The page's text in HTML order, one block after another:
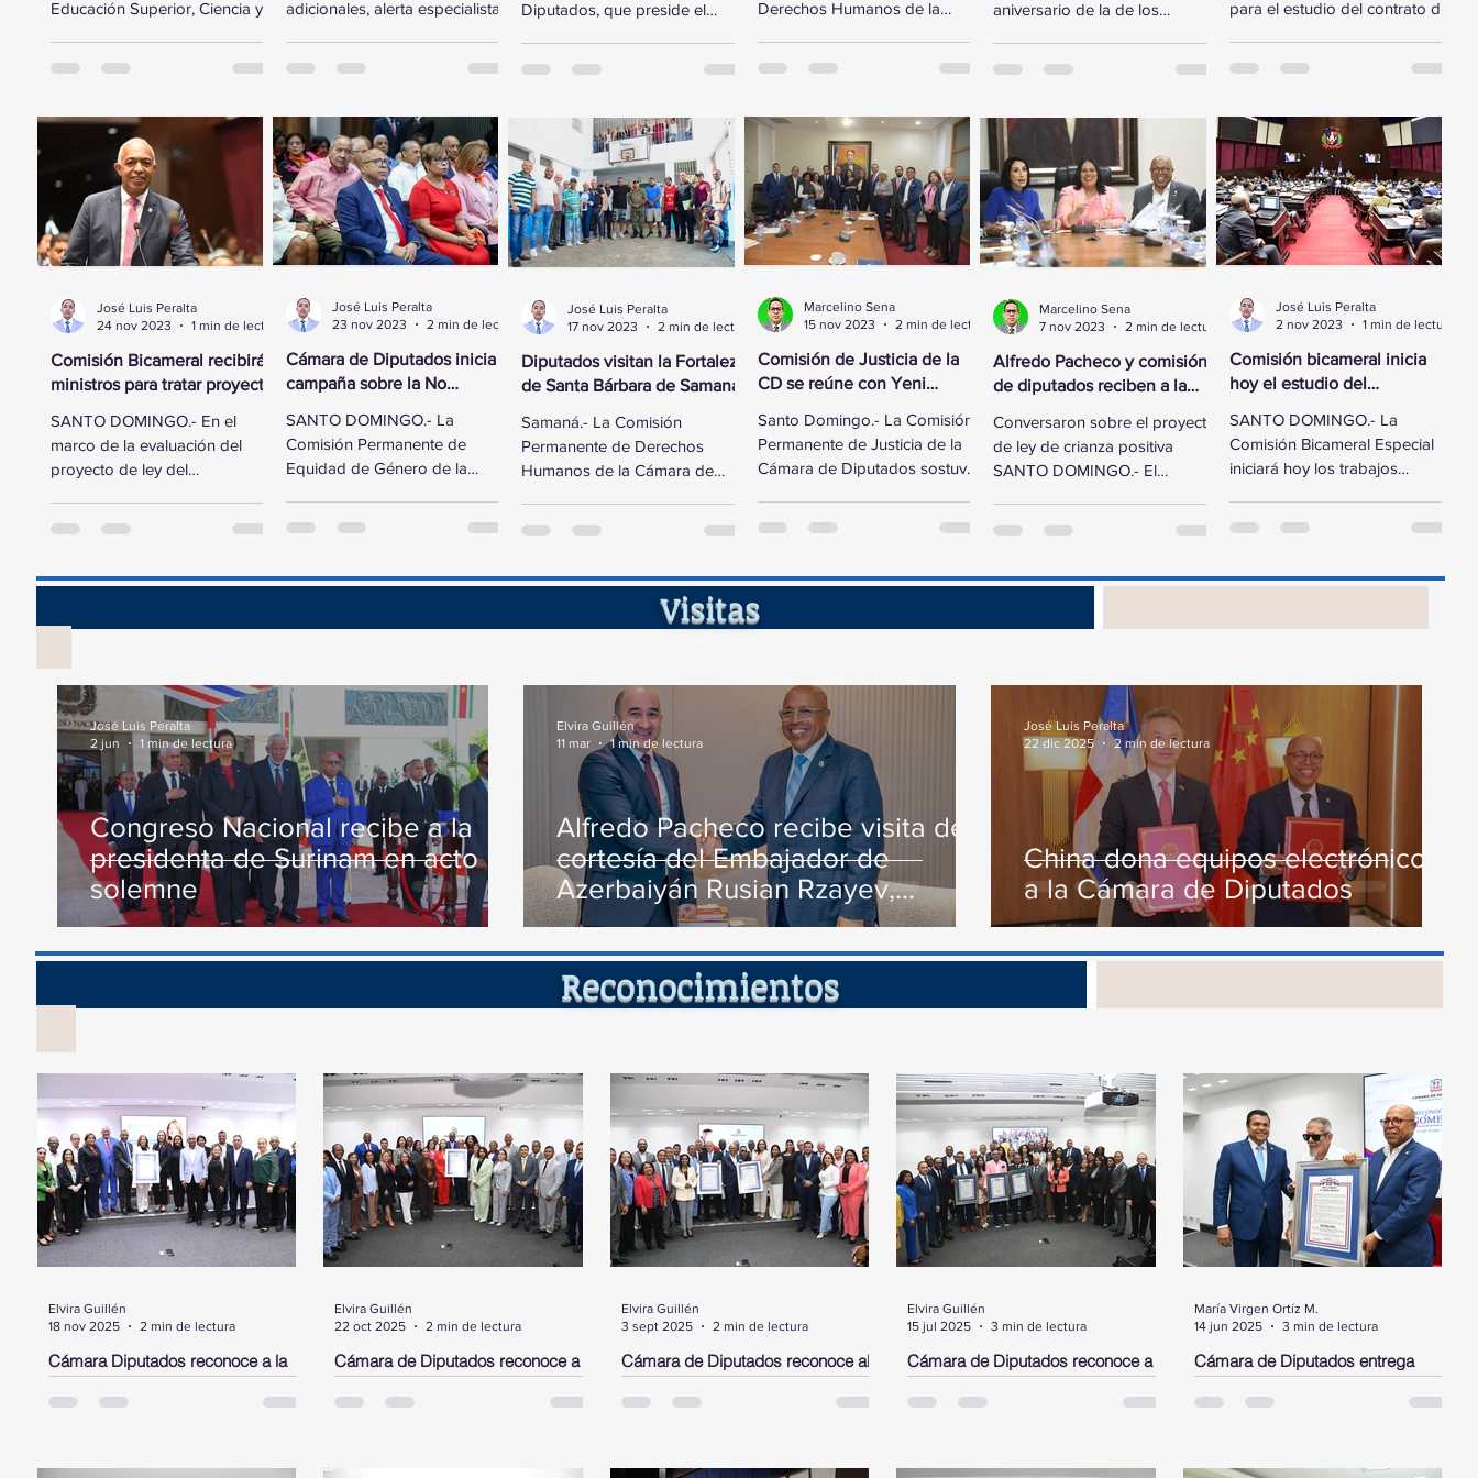
Educación Superior, Ciencia y
adicionales, alerta especialista”
Diputados, que preside el
Derechos Humanos de la
aniversario de la de los
para el estudio del contrato de
Comisión Bicameral recibirá
ministros para tratar proyecto
General del Estado
SANTO DOMINGO.- En el
marco de la evaluación del
proyecto de ley del
José Luis Peralta
24 nov 2023
Cámara de Diputados inicia
campaña sobre la No
SANTO DOMINGO.- La
Comisión Permanente de
Equidad de Género de la
José Luis Peralta
23 nov 2023
Diputados visitan la Fortaleza
de Santa Bárbara de Samaná
Samaná.- La Comisión
Permanente de Derechos
Humanos de la Cámara de
José Luis Peralta
17 nov 2023
Comisión de Justicia de la
CD se reúne con Yeni
Santo Domingo.- La Comisión
Permanente de Justicia de la
Cámara de Diputados sostuvo
Marcelino Sena
15 nov 2023
Alfredo Pacheco y comisión
de diputados reciben a la
Conversaron sobre el proyecto
de ley de crianza positiva
SANTO DOMINGO.- El
Marcelino Sena
7 nov 2023
Comisión bicameral inicia
hoy el estudio del
Estado 2024
SANTO DOMINGO.- La
Comisión Bicameral Especial
iniciará hoy los trabajos
José Luis Peralta
2 nov 2023
1 min de lectura
Visitas
Congreso Nacional recibe a la
presidenta de Surinam en acto
solemne
José Luis Peralta
2 jun
1 min de lectura
Alfredo Pacheco recibe visita de
cortesía del Embajador de
Azerbaiyán Rusian Rzayev,
conversan varios temas de
interés
Elvira Guillén
11 mar
1 min de lectura
China dona equipos electrónicos
a la Cámara de Diputados
José Luis Peralta
22 dic 2025
2 min de lectura
Reconocimientos
Cámara Diputados reconoce a la
dominicana, Cristina Contreras,
radicada en NY, por su trayectoria y
Diputados, entregó este martes un
Elvira Guillén
18 nov 2025
2 min de lectura
Cámara de Diputados reconoce a
Laura Jiménez Pimentel,
dominicana destacada en los
Elvira Guillén
22 oct 2025
2 min de lectura
Cámara de Diputados reconoce al
neurocirujano José Antonio
Peguero Calzada y al cantante de
Diputados, en un acto encabezado
Elvira Guillén
3 sept 2025
2 min de lectura
Cámara de Diputados reconoce a
Rubby Pérez, a los bomberos del
DN y a un alto ejecutivo de JP
Diputados entregó este martes tres
Elvira Guillén
15 jul 2025
3 min de lectura
Cámara de Diputados entrega
pergamino de reconocimiento a
Delio Gómez Ochoa
Diputados entregó un pergamino de
María Virgen Ortíz M.
14 jun 2025
3 min de lectura